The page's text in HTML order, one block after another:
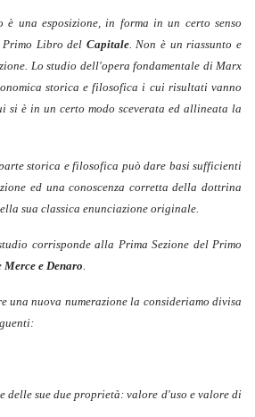
una esposizione, in forma in un certo senso
Libro del Capitale. Non è un riassunto e
Lo studio dell'opera fondamentale di Marx
storica e filosofica i cui risultati vanno
si è in un certo modo sceverata ed allineata la
storica e filosofica può dare basi sufficienti
ed una conoscenza corretta della dottrina
sua classica enunciazione originale.
corrisponde alla Prima Sezione del Primo
Merce e Denaro.
una nuova numerazione la consideriamo divisa
e delle sue due proprietà: valore d'uso e valore di